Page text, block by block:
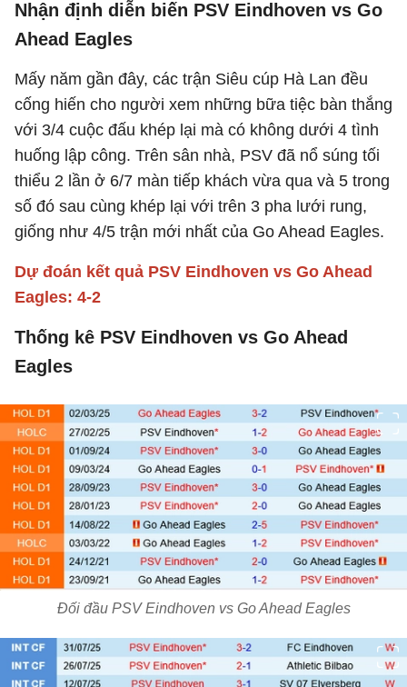
Nhận định diễn biến PSV Eindhoven vs Go
Ahead Eagles
Mấy năm gần đây, các trận Siêu cúp Hà Lan đều
cống hiến cho người xem những bữa tiệc bàn thắng
với 3/4 cuộc đấu khép lại mà có không dưới 4 tình
huống lập công. Trên sân nhà, PSV đã nổ súng tối
thiểu 2 lần ở 6/7 màn tiếp khách vừa qua và 5 trong
số đó sau cùng khép lại với trên 3 pha lưới rung,
giống như 4/5 trận mới nhất của Go Ahead Eagles.
Dự đoán kết quả PSV Eindhoven vs Go Ahead
Eagles: 4-2
Thống kê PSV Eindhoven vs Go Ahead
Eagles
Đối đầu PSV Eindhoven vs Go Ahead Eagles